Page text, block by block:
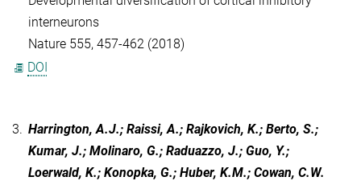
interneurons
Nature 555, 457-462 (2018)
DOI
3. Harrington, A.J.; Raissi, A.; Rajkovich, K.; Berto, S.;
Kumar, J.; Molinaro, G.; Raduazzo, J.; Guo, Y.;
Loerwald, K.; Konopka, G.; Huber, K.M.; Cowan, C.W.